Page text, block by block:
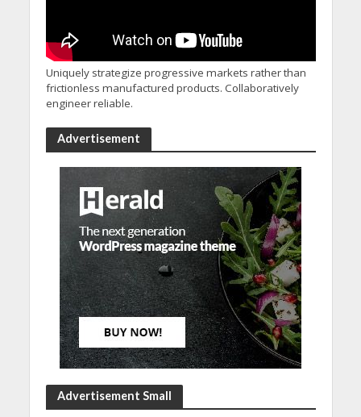
Uniquely strategize progressive markets rather than
frictionless manufactured products. Collaboratively
engineer reliable.
Advertisement
Advertisement Small